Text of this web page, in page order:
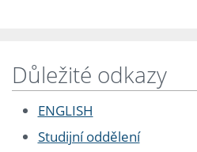
Důležité odkazy
ENGLISH
Studijní oddělení